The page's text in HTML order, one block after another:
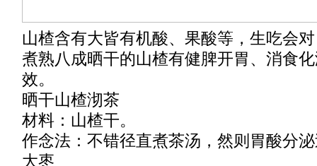
山楂含有大皆有机酸、果酸等，生吃会
煮熟八成晒干的山楂有健脾开胃、消食
效。
晒干山楂沏茶
材料：山楂干。
作念法：不错径直煮茶汤，然则胃酸分
大枣